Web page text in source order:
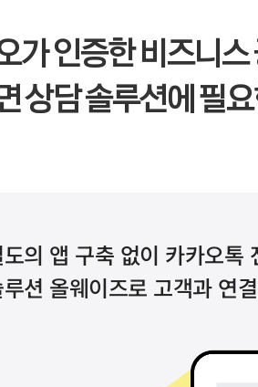
가 인증한 비즈니
상담 솔루션에 필
도의 앱 구축 없이 카카오톡
션 올웨이즈로 고객과 연